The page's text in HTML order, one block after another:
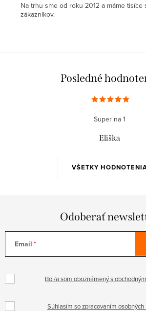
Na trhu sme od roku 2012 a máme tisíce
zákazníkov.
Posledné
VŠETKY
Super na 1
Eliška
Odoberať
Email
Bol/a som oboznámený s
Súhlasím so zpracovaním osobných